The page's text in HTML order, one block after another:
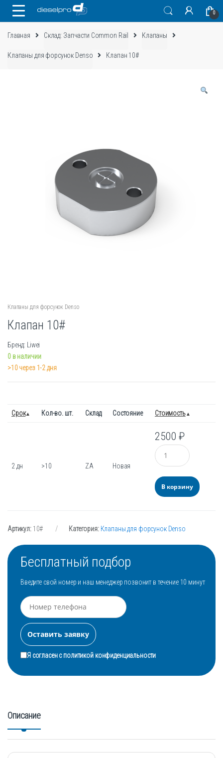
0
Главная Склад: Запчасти Common Rail Клапаны
Клапаны для форсунок Denso Клапан 10#
Клапаны для форсунок Denso
Клапан 10#
Бренд: Liwei
0 в наличии
>10 через 1-2 дня
Срок Кол-во. шт. Склад Состояние Стоимость
2 дн >10 ZA Новая
2500₽
Количество
В корзину
Артикул: 10# Категория: Клапаны для форсунок Denso
Бесплатный подбор
Введите свой номер и наш менеджер позвонит в течение 10 минут
Я согласен сполитикой конфиденциальности
Описание